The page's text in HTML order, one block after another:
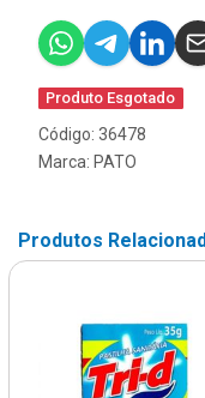
Produto Esgotado
Código: 36478
Marca: PATO
Produtos